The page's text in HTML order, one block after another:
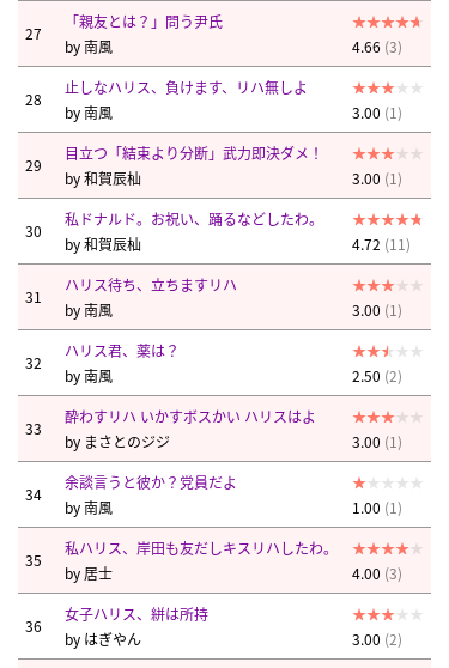
27
「親友とは？」問う尹氏
by南風 4.66 (3)
28
止しなハリス、負けます、リハ無しよ
by南風 3.00 (1)
29
目立つ「結束より分断」武力即決ダメ！
by和賀辰杣 3.00 (1)
30
私ドナルド。お祝い、踊るなどしたわ。
by和賀辰杣 4.72 (11)
31
ハリス待ち、立ちますリハ
by南風 3.00 (1)
32
ハリス君、薬は？
by南風 2.50 (2)
33
酔わすリハ いかすボスかい ハリスはよ
by まさとのジジ 3.00 (1)
34
余談言うと彼か？党員だよ
by南風 1.00 (1)
35
私ハリス、岸田も友だしキスリハしたわ。
by 居士 4.00 (3)
36
女子ハリス、絣は所持
by はぎやん 3.00 (2)